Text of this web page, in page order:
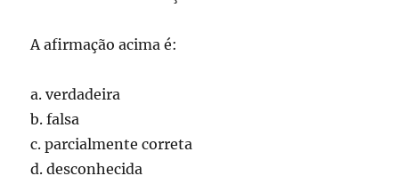
A afirmação acima é:
a. verdadeira
b. falsa
c. parcialmente correta
d. desconhecida